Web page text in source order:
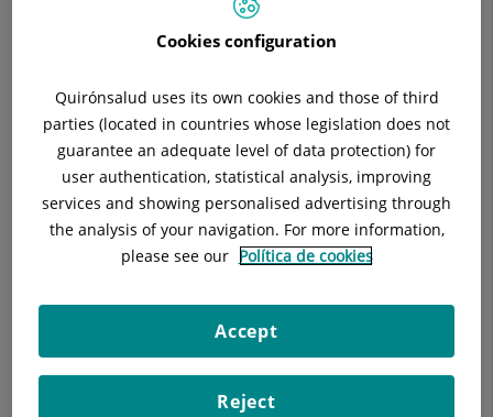
Consulta lainformació completad'aquesta
especialitata laweb de Quirónsalud
missió del qual és el diagnòstic de neoplàsies benignes i
malignes i de malalties inflamatòries, degeneratives,
infeccioses i congènites. A més, proporciona informació per
conèixer el seu pronòstic, decidir els tractaments més
Cookies configuration
Quirónsalud uses its own cookies and those of third
parties (located in countries whose legislation does not
guarantee an adequate level of data protection) for
user authentication, statistical analysis, improving
services and showing personalised advertising through
the analysis of your navigation. For more information,
please see our Política de cookies
Reject
Accept